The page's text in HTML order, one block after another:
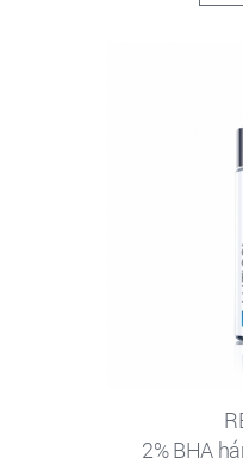
2% BHA